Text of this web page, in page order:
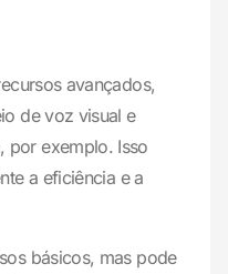
avançados,
de voz visual e
por exemplo. Isso
a eficiência e a
básicos, mas pode